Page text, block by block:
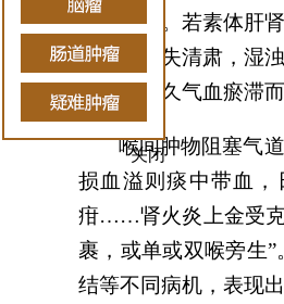
循行部位。若素体肝
健运，肺失清肃，湿
壅塞，日久气血瘀滞而
喉间肿物阻塞气
损血溢则痰中带血 ，
疳……肾火炎上金受克
裹，或单或双喉旁生
结等不同病机，表现
关闭